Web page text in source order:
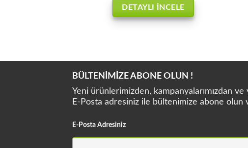
DETAYLI İNCELE
BÜLTENİMİZE ABONE OLUN !
Yeni ürünlerimizden, kampanyalarımızdan
E-Posta adresiniz ile bültenimize abone olun
E-Posta Adresiniz